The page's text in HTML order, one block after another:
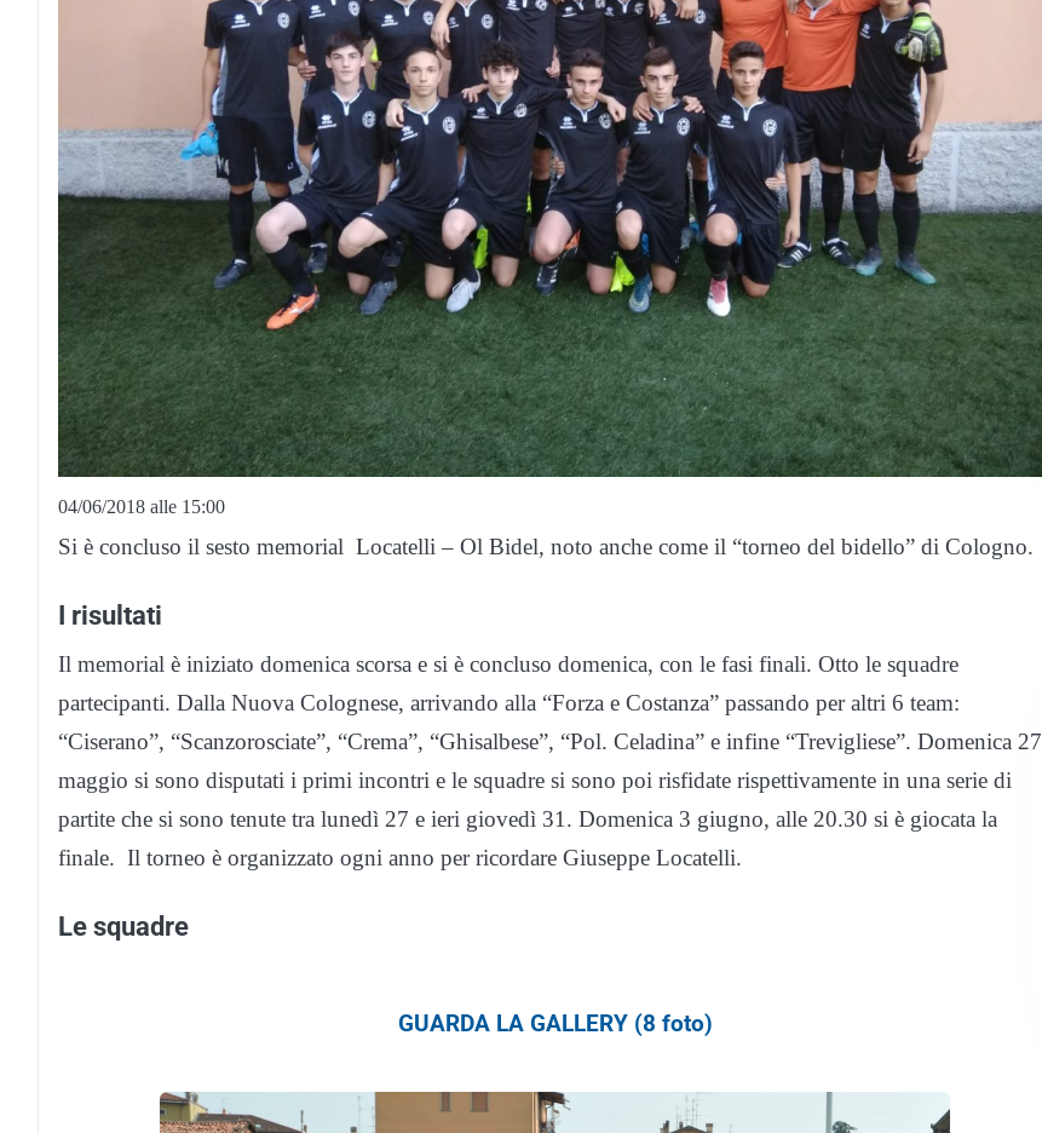
04/06/2018 alle 15:00
Si è concluso il sesto memorial Locatelli – Ol Bidel, noto anche come il “torneo del bidello” di Cologno.
I risultati
Il memorial è iniziato domenica scorsa e si è concluso domenica, con le fasi finali. Otto le squadre
partecipanti. Dalla Nuova Colognese, arrivando alla “Forza e Costanza” passando per altri 6 team:
“Ciserano”, “Scanzorosciate”, “Crema”, “Ghisalbese”, “Pol. Celadina” e infine “Trevigliese”. Domenica 27
maggio si sono disputati i primi incontri e le squadre si sono poi risfidate rispettivamente in una serie di
partite che si sono tenute tra lunedì 27 e ieri giovedì 31. Domenica 3 giugno, alle 20.30 si è giocata la
finale. Il torneo è organizzato ogni anno per ricordare Giuseppe Locatelli.
Le squadre
GUARDA LA GALLERY (8 foto)